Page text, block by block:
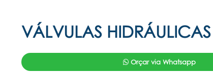
VÁLVULAS HIDRÁULICAS
Orçar via Whatsapp